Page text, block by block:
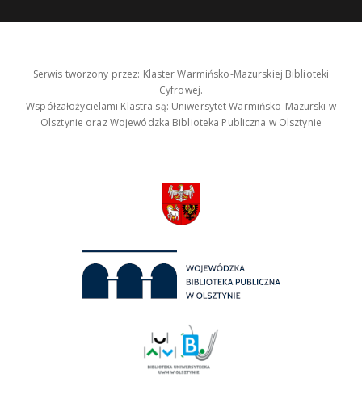
Serwis tworzony przez: Klaster Warmińsko-Mazurskiej Biblioteki
Cyfrowej.
Współzałożycielami Klastra są: Uniwersytet Warmińsko-Mazurski w
Olsztynie oraz Wojewódzka Biblioteka Publiczna w Olsztynie